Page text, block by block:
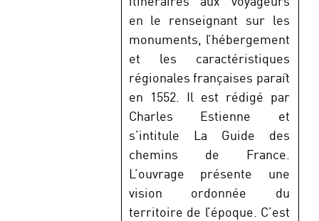
en le renseignant sur les
monuments, l’hébergement
et les caractéristiques
régionales françaises paraît
en 1552. Il est rédigé par
Charles Estienne et
s’intitule La Guide des
chemins de France.
L’ouvrage présente une
vision ordonnée du
territoire de l’époque. C’est